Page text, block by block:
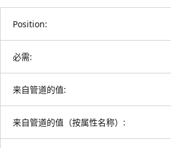
Position:
必需:
来自管道的值:
来自管道的值（按属性名称）: